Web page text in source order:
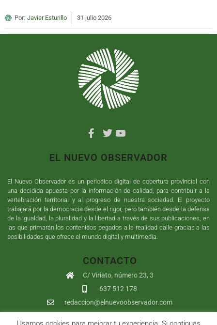
Por: Javier Esturillo 31 julio 2026
EL NUEVO OBSERVADOR
El Nuevo Observador es un periodico digital de cobertura provincial con
una decidida apuesta por la información de calidad, para contribuir a la
vertebración territorial y al progreso de nuestra sociedad. El proyecto
trabajará por la democracia desde el rigor, pero también desde la defensa
de la igualdad, la pluralidad y la libertad a través de sus publicaciones, en
las que primarán los contenidos pegados a la realidad calle gracias a las
posibilidades que ofrece el mundo digital y multimedia.
CONTACTO
C/ Viriato, número 23, 3
637 512 178
redaccion@elnuevoobservador.com